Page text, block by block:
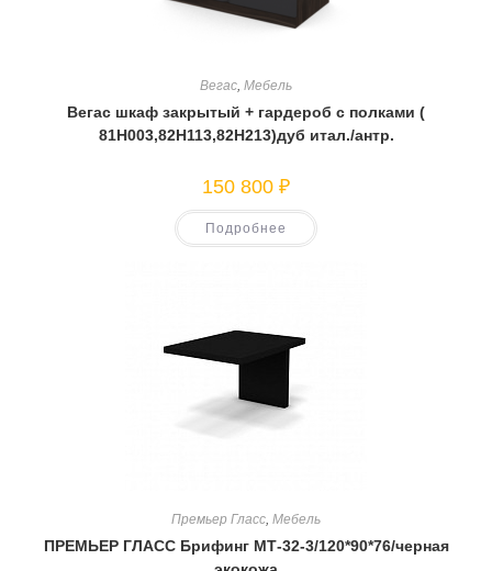
Вегас, Мебель
Вегас шкаф закрытый + гардероб с полками (
81Н003,82Н113,82Н213)дуб итал./антр.
150 800 ₽
Подробнее
Премьер Гласс Мебель
ПРЕМЬЕР ГЛАСС Брифинг МТ-32-3/120*90*76/черная